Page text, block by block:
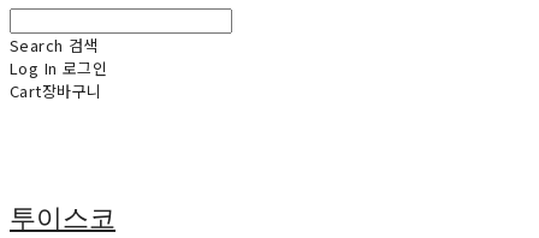
Search 검색
Log In 로그인
Cart장바구니
투이스코